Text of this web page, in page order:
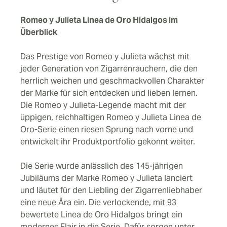
Romeo y Julieta Linea de Oro Hidalgos im
Überblick
Das Prestige von Romeo y Julieta wächst mit
jeder Generation von Zigarrenrauchern, die den
herrlich weichen und geschmackvollen Charakter
der Marke für sich entdecken und lieben lernen.
Die Romeo y Julieta-Legende macht mit der
üppigen, reichhaltigen Romeo y Julieta Linea de
Oro-Serie einen riesen Sprung nach vorne und
entwickelt ihr Produktportfolio gekonnt weiter.
Die Serie wurde anlässlich des 145-jährigen
Jubiläums der Marke Romeo y Julieta lanciert
und läutet für den Liebling der Zigarrenliebhaber
eine neue Ära ein. Die verlockende, mit 93
bewertete Linea de Oro Hidalgos bringt ein